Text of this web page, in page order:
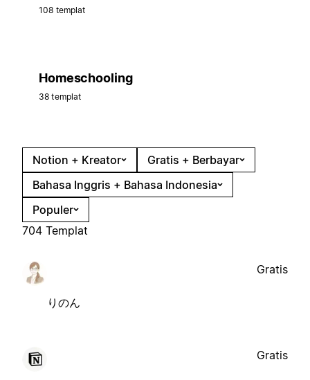
108 templat
Homeschooling
38 templat
Notion + Kreator
Gratis + Berbayar
Bahasa Inggris + Bahasa Indonesia
Populer
704 Templat
りのん
Gratis
Gratis